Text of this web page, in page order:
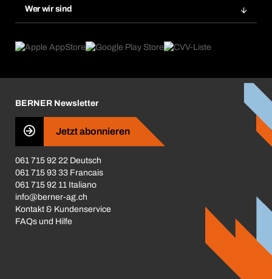
Dauerauftrag
Gefahrenstoffdatenbank
eProcurement
Produktfinder
Wer wir sind
Was uns antreibt
Business Conduct
BERNER Newsletter
Jetzt abonnieren
061 715 92 22 Deutsch
061 715 93 33 Francais
061 715 92 11 Italiano
info@berner-ag.ch
Kontakt & Kundenservice
FAQs und Hilfe